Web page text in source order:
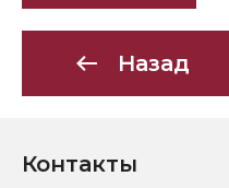
Назад
Контакты